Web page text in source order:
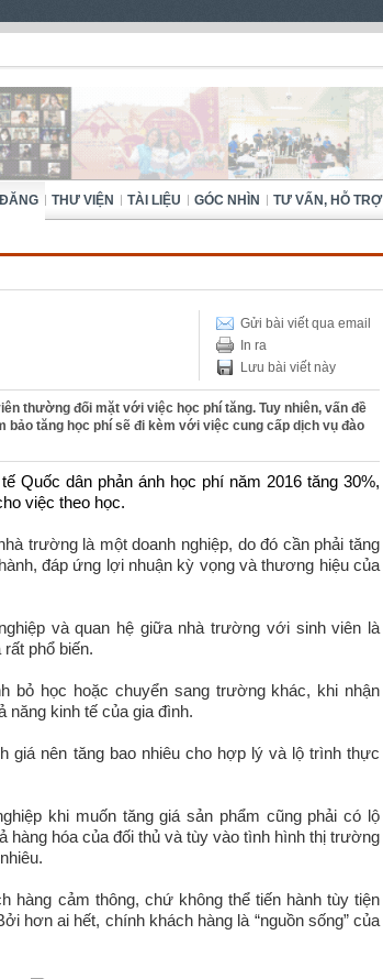
THƯ VIỆN TÀI LIỆU GÓC NHÌN TƯ VẤN, HỖ TRỢ
Gửi bài viết qua email
In ra
Lưu bài viết này
thường đối mặt với việc học phí tăng. Tuy nhiên, vấn đề
tăng học phí sẽ đi kèm với việc cung cấp dịch vụ đào
Quốc dân phản ánh học phí năm 2016 tăng 30%,
việc theo học.
trường là một doanh nghiệp, do đó cần phải tăng
đáp ứng lợi nhuận kỳ vọng và thương hiệu của
và quan hệ giữa nhà trường với sinh viên là
phổ biến.
bỏ học hoặc chuyển sang trường khác, khi nhận
kinh tế của gia đình.
giá nên tăng bao nhiêu cho hợp lý và lộ trình thực
khi muốn tăng giá sản phẩm cũng phải có lộ
hóa của đối thủ và tùy vào tình hình thị trường
hàng cảm thông, chứ không thể tiến hành tùy tiện
hơn ai hết, chính khách hàng là “nguồn sống” của